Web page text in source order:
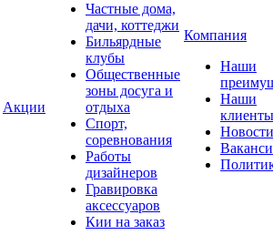
Акции
Частные дома,
дачи, коттеджи
Бильярдные
клубы
Общественные
зоны досуга и
отдыха
Спорт,
соревнования
Работы
дизайнеров
Гравировка
аксессуаров
Кии на заказ
Компания
Наши
Наши
клиенты
Новости